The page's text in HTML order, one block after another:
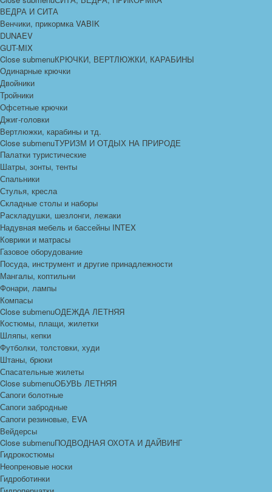
ВЕДРА И СИТА
Венчики, прикормка VABIK
DUNAEV
GUT-MIX
Close submenuКРЮЧКИ, ВЕРТЛЮЖКИ, КАРАБИНЫ
Одинарные крючки
Двойники
Тройники
Офсетные крючки
Джиг-головки
Вертлюжки, карабины и тд.
Close submenuТУРИЗМ И ОТДЫХ НА ПРИРОДЕ
Палатки туристические
Шатры, зонты, тенты
Спальники
Стулья, кресла
Складные столы и наборы
Раскладушки, шезлонги, лежаки
Надувная мебель и бассейны INTEX
Коврики и матрасы
Газовое оборудование
Посуда, инструмент и другие принадлежности
Мангалы, коптильни
Фонари, лампы
Компасы
Close submenuОДЕЖДА ЛЕТНЯЯ
Костюмы, плащи, жилетки
Шляпы, кепки
Футболки, толстовки, худи
Штаны, брюки
Спасательные жилеты
Close submenuОБУВЬ ЛЕТНЯЯ
Сапоги болотные
Сапоги забродные
Сапоги резиновые, EVA
Вейдерсы
Close submenuПОДВОДНАЯ ОХОТА И ДАЙВИНГ
Гидрокостюмы
Неопреновые носки
Гидроботинки